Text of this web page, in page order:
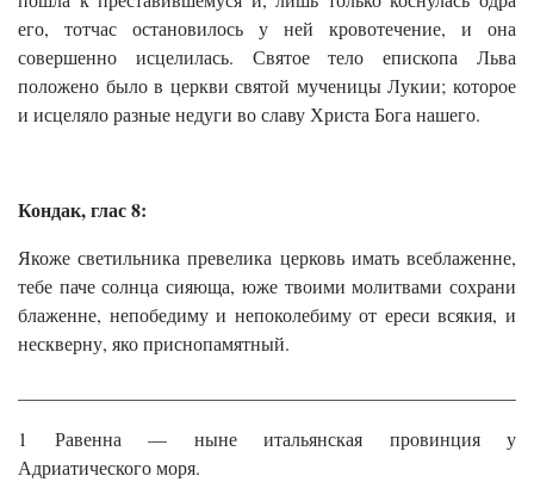
его, тотчас остановилось у ней кровотечение, и она
совершенно исцелилась. Святое тело епископа Льва
положено было в церкви святой мученицы Лукии; которое
и исцеляло разные недуги во славу Христа Бога нашего.
Кондак, глас 8:
Якоже светильника превелика церковь имать всеблаженне,
тебе паче солнца сияюща, юже твоими молитвами сохрани
блаженне, непобедиму и непоколебиму от ереси всякия, и
нескверну, яко приснопамятный.
1 Равенна — ныне итальянская провинция у
Адриатического моря.